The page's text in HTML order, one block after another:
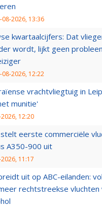
08-2026, 13:36
kwartaalcijfers: Dat
wordt, lijkt geen
08-2026, 12:22
vrachtvliegtuig in
munitie'
12:20
stelt eerste commerciële
A350-900 uit
11:17
uit op ABC-eilanden:
rechtstreekse vluchten